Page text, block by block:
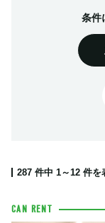
条件
287 件中 1～12 件を
CAN RENT